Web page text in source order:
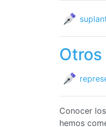
Conocer
hemos